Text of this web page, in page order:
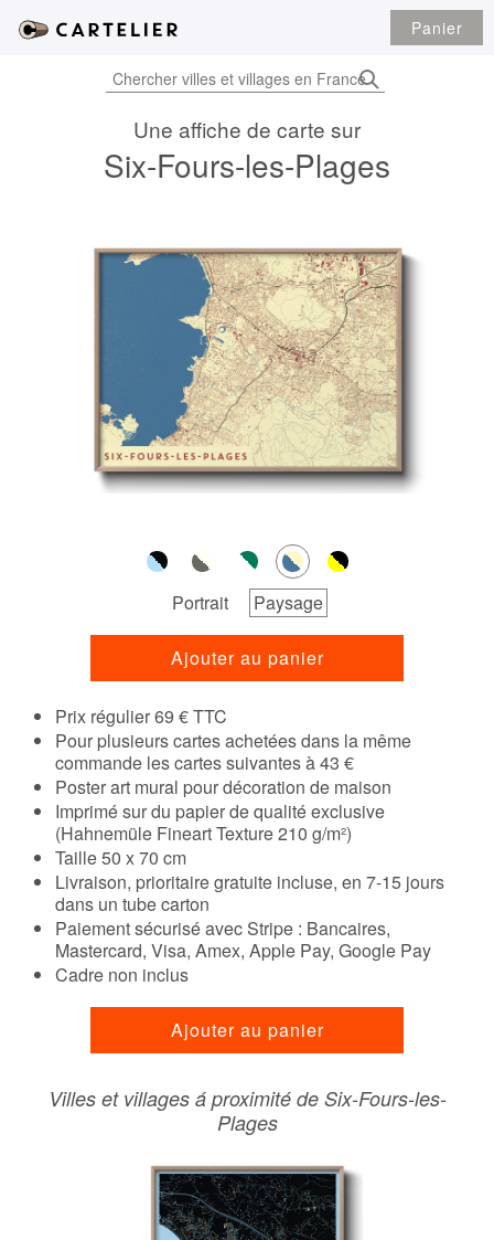
Panier
Une affiche de carte sur
Six-Fours-les-Plages
Ajouter au panier
Prix régulier 69 € TTC
Pour plusieurs cartes achetées dans la même
commande les cartes suivantes à 43 €
Poster art mural pour décoration de maison
Imprimé sur du papier de qualité exclusive
(Hahnemüle Fineart Texture 210 g/m²)
Taille 50 x 70 cm
Livraison, prioritaire gratuite incluse, en 7-15 jours
dans un tube carton
Paiement sécurisé avec Stripe : Bancaires,
Mastercard, Visa, Amex, Apple Pay, Google Pay
Cadre non inclus
Ajouter au panier
Portrait Paysage
Villes et villages á proximité de Six-Fours-les-
Plages